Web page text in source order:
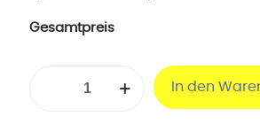
Gesamtpreis
In den